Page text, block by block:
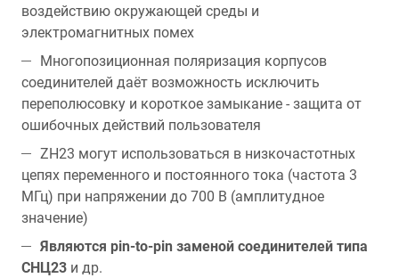
воздействию окружающей среды и
электромагнитных помех
Многопозиционная поляризация корпусов
соединителей даёт возможность исключить
переполюсовку и короткое замыкание - защита от
ошибочных действий пользователя
ZH23 могут использоваться в низкочастотных
цепях переменного и постоянного тока (частота 3
МГц) при напряжении до 700 В (амплитудное
значение)
Являются pin-to-pin заменой соединителей типа
СНЦ23 и др.